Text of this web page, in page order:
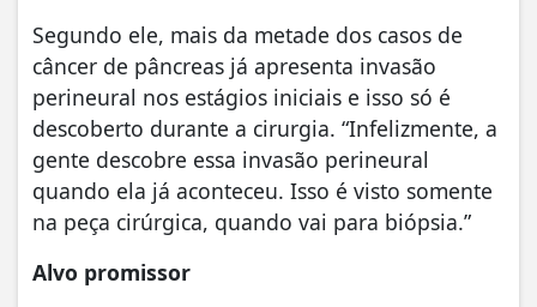
Segundo ele, mais da metade dos casos de
câncer de pâncreas já apresenta invasão
perineural nos estágios iniciais e isso só é
descoberto durante a cirurgia. “Infelizmente, a
gente descobre essa invasão perineural
quando ela já aconteceu. Isso é visto somente
na peça cirúrgica, quando vai para biópsia.”
Alvo promissor